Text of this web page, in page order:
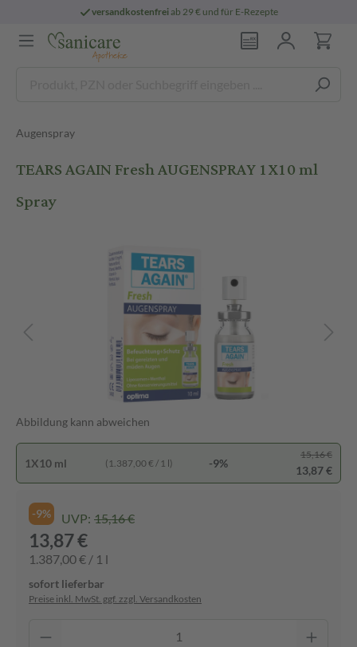
versandkostenfreiab 29 € und für E-Rezepte
Augenspray
TEARS AGAIN Fresh AUGENSPRAY 1X10 ml
Spray
Abbildung kann abweichen
1X10 ml (1.387,00 € / 1 l) -9%
15,16 €
13,87 €
-9% UVP: 15,16 €
13,87 €
1.387,00 € / 1 l
sofort lieferbar
Preise inkl. MwSt. ggf. zzgl. Versandkosten